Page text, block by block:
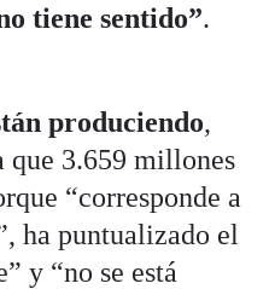
tiene sentido”.
produciendo,
que 3.659 millones
“corresponde a
ha puntualizado el
y “no se está